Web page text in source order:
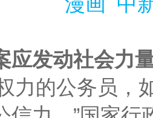
发动社会力
的公务员，